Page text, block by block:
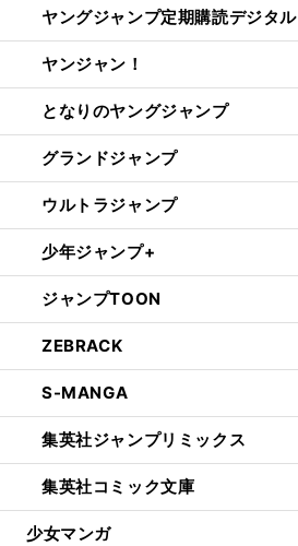
ヤングジャンプ定期購読デジタル
ヤンジャン！
となりのヤングジャンプ
グランドジャンプ
ウルトラジャンプ
少年ジャンプ+
ジャンプTOON
ZEBRACK
S-MANGA
集英社ジャンプリミックス
集英社コミック文庫
少女マンガ